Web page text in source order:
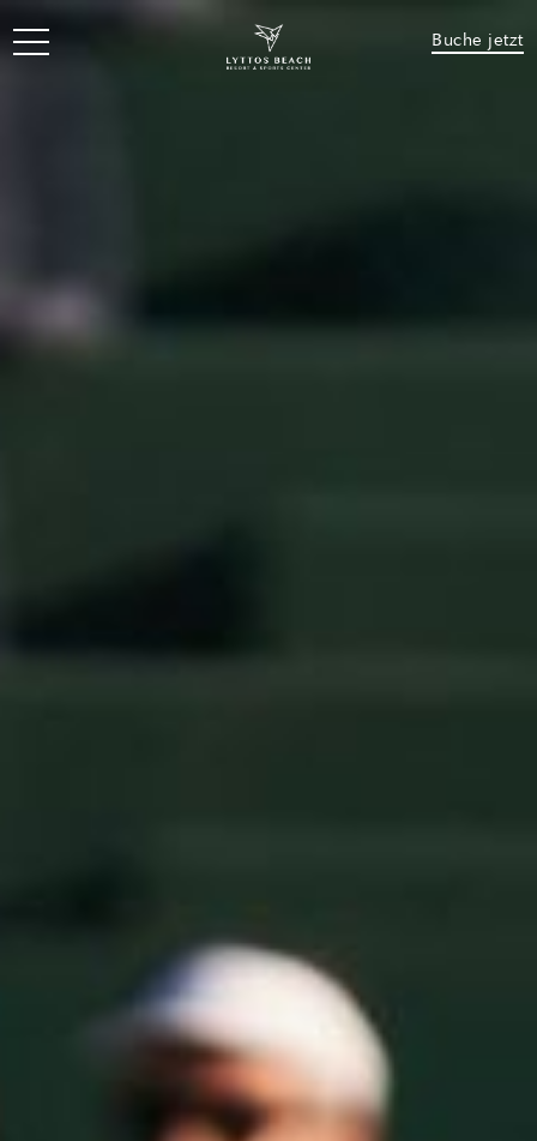
Buche jetzt